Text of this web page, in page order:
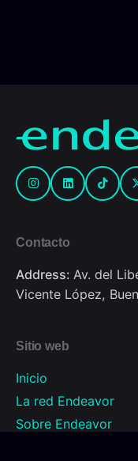
Contacto
Address: Av. del
Vicente López,
Sitio web
Inicio
La red Endeavor
Sobre Endeavor